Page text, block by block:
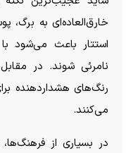
خارق‌العاده‌ای به
استتار باعث می‌شود
نامرئی شوند. در
رنگ‌های هشداردهنده
می‌کنند.
در بسیاری از